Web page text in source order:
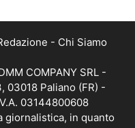
- Chi Siamo
COMPANY SRL -
03018 Paliano (FR) -
03144800608
giornalistica, in quanto